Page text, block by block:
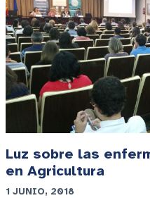
Luz sobre las
en Agricultura
1 JUNIO, 2018